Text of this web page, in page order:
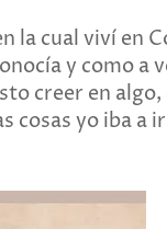
la cual viví en
y como a
creer en
cosas yo iba a